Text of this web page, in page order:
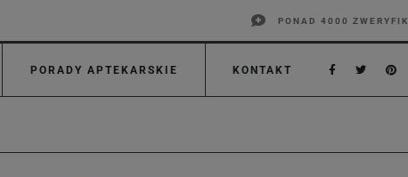
PONAD 4000
PORADY APTEKARSKIE KONTAKT